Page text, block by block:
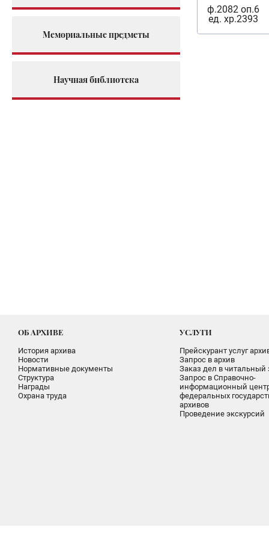
Мемориальные предметы
Научная библиотека
ф.2082 оп.6
ед. хр.2393
ОБ АРХИВЕ
История архива
Новости
Нормативные документы
Структура
Награды
Охрана труда
УСЛУГИ
Прейскурант услуг
Запрос в архив
Заказ дел в читальный
Запрос в Справочно-
информационный
федеральных
архивов
Проведение экскурсий